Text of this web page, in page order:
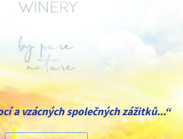
a vzácných společných zážitků...“